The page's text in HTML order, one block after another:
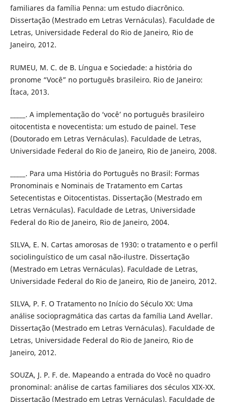
familiares da família Penna: um estudo diacrônico.
Dissertação (Mestrado em Letras Vernáculas). Faculdade de
Letras, Universidade Federal do Rio de Janeiro, Rio de
Janeiro, 2012.
RUMEU, M. C. de B. Língua e Sociedade: a história do
pronome “Você” no português brasileiro. Rio de Janeiro:
Ítaca, 2013.
_____. A implementação do ‘você’ no português brasileiro
oitocentista e novecentista: um estudo de painel. Tese
(Doutorado em Letras Vernáculas). Faculdade de Letras,
Universidade Federal do Rio de Janeiro, Rio de Janeiro, 2008.
_____. Para uma História do Português no Brasil: Formas
Pronominais e Nominais de Tratamento em Cartas
Setecentistas e Oitocentistas. Dissertação (Mestrado em
Letras Vernáculas). Faculdade de Letras, Universidade
Federal do Rio de Janeiro, Rio de Janeiro, 2004.
SILVA, E. N. Cartas amorosas de 1930: o tratamento e o perfil
sociolinguístico de um casal não-ilustre. Dissertação
(Mestrado em Letras Vernáculas). Faculdade de Letras,
Universidade Federal do Rio de Janeiro, Rio de Janeiro, 2012.
SILVA, P. F. O Tratamento no Início do Século XX: Uma
análise sociopragmática das cartas da família Land Avellar.
Dissertação (Mestrado em Letras Vernáculas). Faculdade de
Letras, Universidade Federal do Rio de Janeiro, Rio de
Janeiro, 2012.
SOUZA, J. P. F. de. Mapeando a entrada do Você no quadro
pronominal: análise de cartas familiares dos séculos XIX-XX.
Dissertação (Mestrado em Letras Vernáculas). Faculdade de